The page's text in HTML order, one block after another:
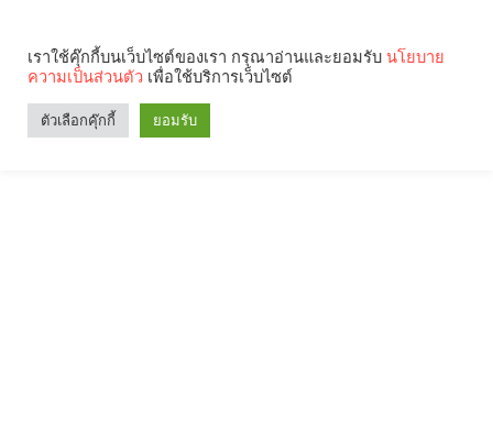
เราใช้คุ๊กกี้บนเว็บไซต์ของเรา กรุณาอ่านและยอมรับ นโยบาย
ความเป็นส่วนตัว เพื่อใช้บริการเว็บไซต์
ตัวเลือกคุ๊กกี้ ยอมรับ